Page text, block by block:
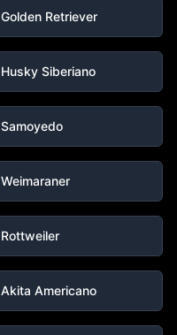
Golden Retriever
Husky Siberiano
Samoyedo
Weimaraner
Rottweiler
Akita Americano